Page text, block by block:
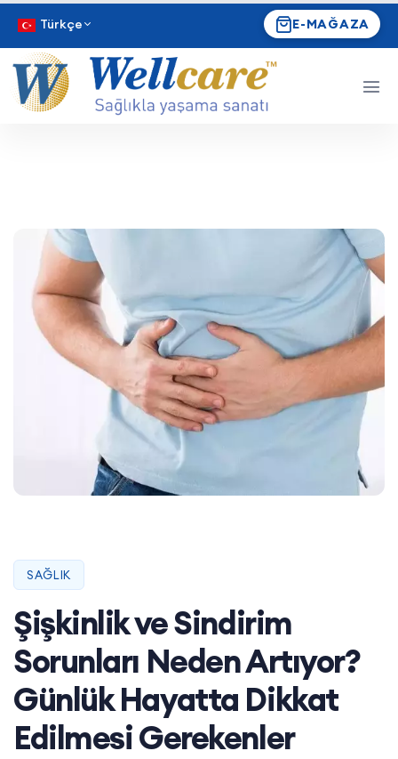
Türkçe E-MAĞAZA
SAĞLIK
Şişkinlik ve Sindirim
Sorunları Neden Artıyor?
Günlük Hayatta Dikkat
Edilmesi Gerekenler